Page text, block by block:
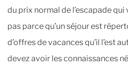
du prix normal de l’escapade qui
pas parce qu’un séjour est
d’offres de vacances qu’il l’est
devez avoir les connaissances